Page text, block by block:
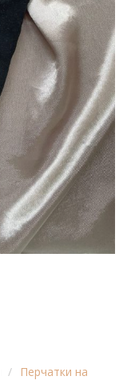
/
Перчатки на